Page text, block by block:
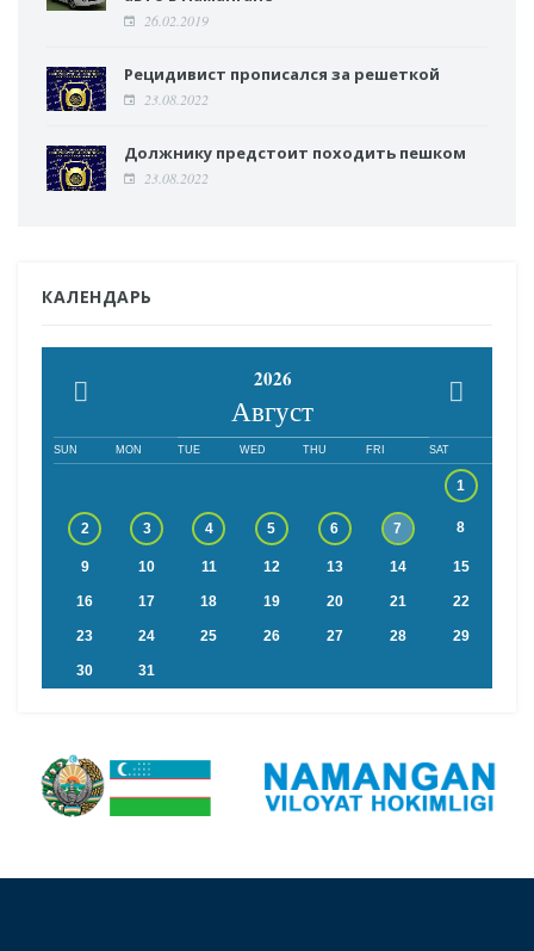
26.02.2019
Рецидивист прописался за решеткой
23.08.2022
Должнику предстоит походить пешком
23.08.2022
КАЛЕНДАРЬ
2026
Август
SUN MON TUE WED THU FRI SAT
1
2 3 4 5 6 7 8
9 10 11 12 13 14 15
16 17 18 19 20 21 22
23 24 25 26 27 28 29
30 31